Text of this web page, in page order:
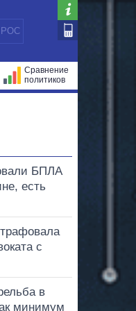
РОС
Сравнение
политиков
БПЛА
есть
с
в
минимум